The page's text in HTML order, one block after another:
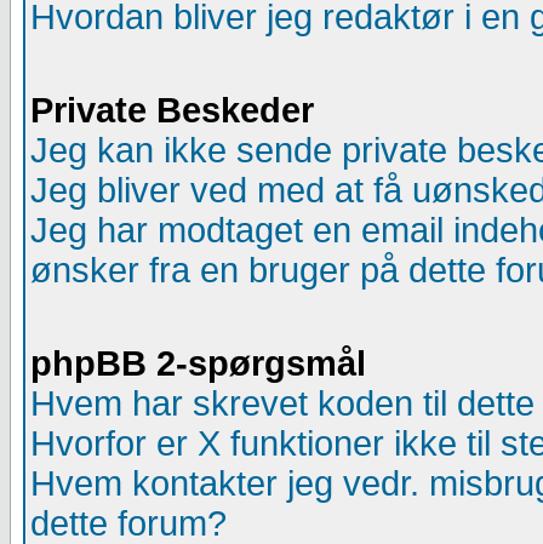
Hvordan bliver jeg redaktør i en
Private Beskeder
Jeg kan ikke sende private
Jeg bliver ved med at få
Jeg har modtaget en email
ønsker fra en bruger på dette
phpBB 2-spørgsmål
Hvem har skrevet koden til
Hvorfor er X funktioner ikke til
Hvem kontakter jeg vedr.
dette forum?